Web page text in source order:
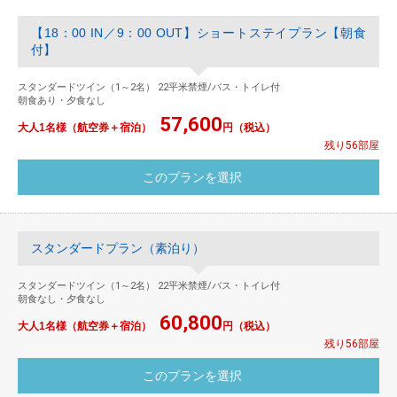
【18：00 IN／9：00 OUT】ショートステイプラン【朝食
付】
スタンダードツイン（1～2名） 22平米禁煙/バス・トイレ付
朝食あり・夕食なし
大人1名様（航空券＋宿泊） 57,600円（税込）
残り56部屋
スタンダードプラン（素泊り）
スタンダードツイン（1～2名） 22平米禁煙/バス・トイレ付
朝食なし・夕食なし
大人1名様（航空券＋宿泊） 60,800円（税込）
残り56部屋